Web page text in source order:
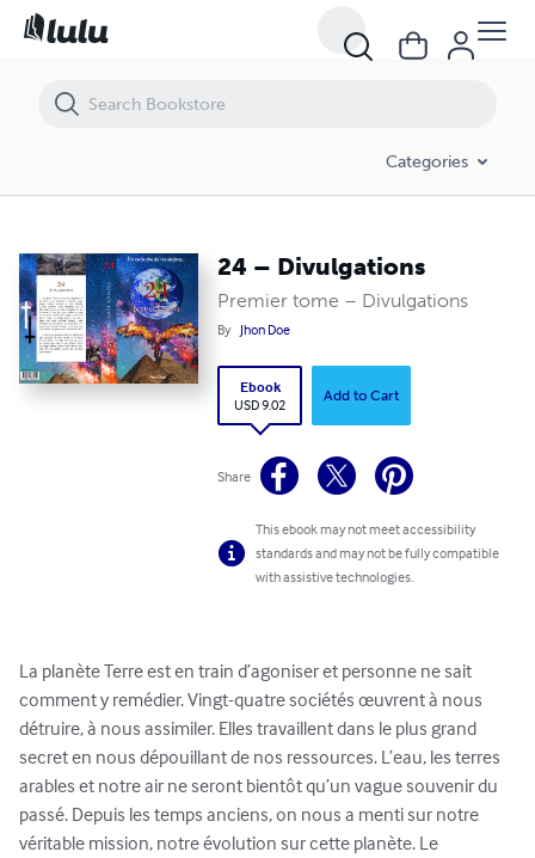
Categories
24 – Divulgations
Premier tome – Divulgations
By Jhon Doe
Ebook
USD 9.02
Add to Cart
Share
This ebook may not meet accessibility
standards and may not be fully compatible
with assistive technologies.
La planète Terre est en train d’agoniser et personne ne sait
comment y remédier. Vingt-quatre sociétés œuvrent à nous
détruire, à nous assimiler. Elles travaillent dans le plus grand
secret en nous dépouillant de nos ressources. L’eau, les terres
arables et notre air ne seront bientôt qu’un vague souvenir du
passé. Depuis les temps anciens, on nous a menti sur notre
véritable mission, notre évolution sur cette planète. Le
24 – Divulgations